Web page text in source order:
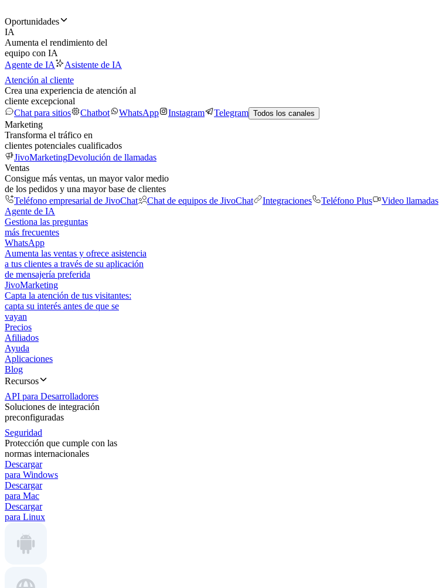
Oportunidades
IA
Aumenta el rendimiento del
equipo con IA
Agente de IA
Asistente de IA
Atención al cliente
Crea una experiencia de atención al
cliente excepcional
Chat para sitios
Chatbot WhatsApp Instagram Telegram Todos los canales
Marketing
Transforma el tráfico en
clientes potenciales cualificados
JivoMarketingDevolución de llamadas
Ventas
Consigue más ventas, un mayor valor medio
de los pedidos y una mayor base de clientes
Teléfono empresarial de JivoChat
Chat de equipos de JivoChat Integraciones Teléfono Plus Video llamadas
Agente de IA
Gestiona las preguntas
más frecuentes
WhatsApp
Aumenta las ventas y ofrece asistencia
a tus clientes a través de su aplicación
de mensajería preferida
JivoMarketing
Capta la atención de tus visitantes:
capta su interés antes de que se
vayan
Precios
Afiliados
Ayuda
Aplicaciones
Blog
Recursos
API para Desarrolladores
Soluciones de integración
preconfiguradas
Seguridad
Protección que cumple con las
normas internacionales
Descargar
para Windows
Descargar
para Mac
Descargar
para Linux